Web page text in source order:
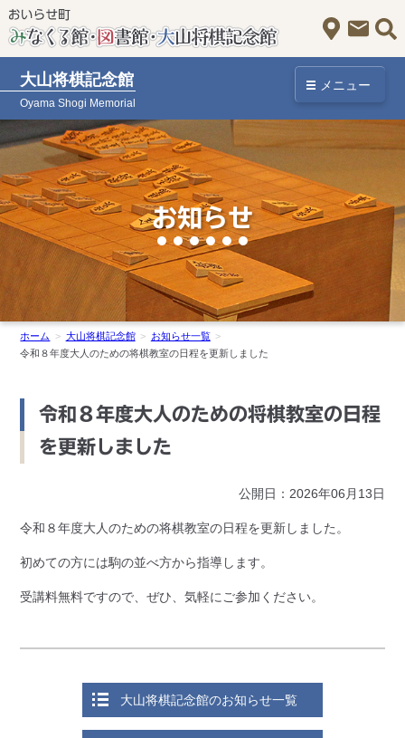
アクセス
お問
大山将棋記念館
Oyama Shogi Memorial
メニュー
お知らせ
ホーム 大山将棋記念館
お知らせ一覧
令和８年度大人のための将棋教室の日程を更新しました
令和８年度大人のための将棋教室の日程
を更新しました
公開日：2026年06月13日
令和８年度大人のための将棋教室の日程を更新しました。
初めての方には駒の並べ方から指導します。
受講料無料ですので、ぜひ、気軽にご参加ください。
大山将棋記念館のお知らせ一覧